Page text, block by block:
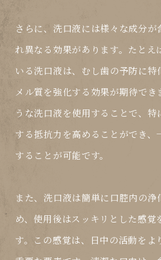
さらに、洗口液には様々な成分
れ異なる効果があります。たとえ
いる洗口液は、むし歯の予防に
メル質を強化する効果が期待でき
うな洗口液を使用することで、
する抵抗力を高めることができ
することが可能です。
また、洗口液は簡単に口腔内の浄
め、使用後はスッキリとした感覚
す。この感覚は、日中の活動をよ